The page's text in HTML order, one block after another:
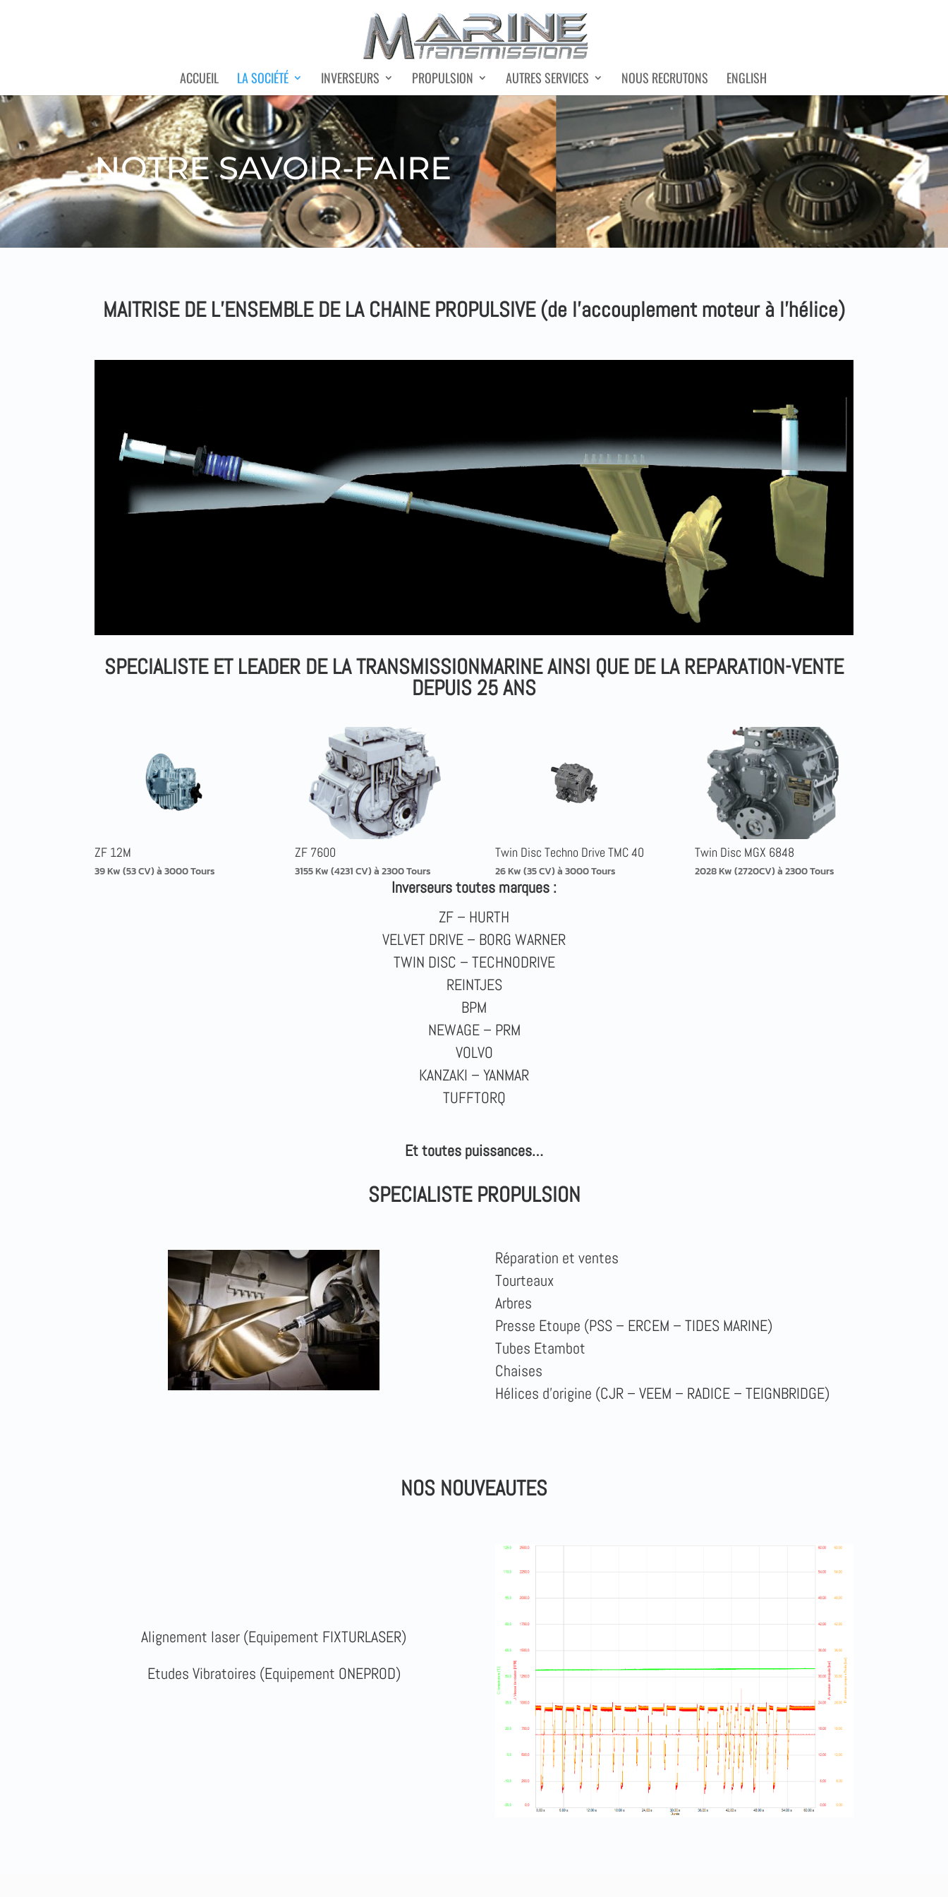
ACCUEIL LA SOCIÉTÉ INVERSEURS PROPULSION AUTRES SERVICES NOUS RECRUTONS ENGLISH
NOTRE SAVOIR-FAIRE
MAITRISE DE L’ENSEMBLE DE LA CHAINE PROPULSIVE (de l’accouplement moteur à l’hélice)
SPECIALISTE ET LEADER DE LA TRANSMISSIONMARINE AINSI QUE DE LA REPARATION-VENTE
DEPUIS 25 ANS
ZF 12M
39 Kw (53 CV) à 3000 Tours
ZF 7600
3155 Kw (4231 CV) à 2300 Tours
Twin Disc Techno Drive TMC 40
26 Kw (35 CV) à 3000 Tours
Twin Disc MGX 6848
2028 Kw (2720CV) à 2300 Tours
Inverseurs toutes marques :
ZF – HURTH
VELVET DRIVE – BORG WARNER
TWIN DISC – TECHNODRIVE
REINTJES
BPM
NEWAGE – PRM
VOLVO
KANZAKI – YANMAR
TUFFTORQ
Et toutes puissances…
SPECIALISTE PROPULSION
Réparation et ventes
Tourteaux
Arbres
Presse Etoupe (PSS – ERCEM – TIDES MARINE)
Tubes Etambot
Chaises
Hélices d’origine (CJR – VEEM – RADICE – TEIGNBRIDGE)
NOS NOUVEAUTES
Alignement laser (Equipement FIXTURLASER)
Etudes Vibratoires (Equipement ONEPROD)